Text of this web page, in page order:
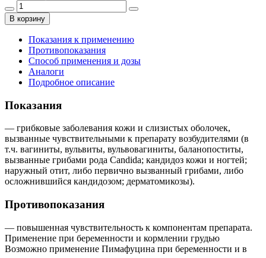
В корзину
Показания к применению
Противопоказания
Способ применения и дозы
Аналоги
Подробное описание
Показания
— грибковые заболевания кожи и слизистых оболочек,
вызванные чувствительными к препарату возбудителями (в
т.ч. вагиниты, вульвиты, вульвовагиниты, баланопоститы,
вызванные грибами рода Candida; кандидоз кожи и ногтей;
наружный отит, либо первично вызванный грибами, либо
осложнившийся кандидозом; дерматомикозы).
Противопоказания
— повышенная чувствительность к компонентам препарата.
Применение при беременности и кормлении грудью
Возможно применение Пимафуцина при беременности и в